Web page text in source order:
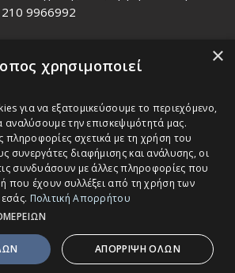
210 9966992
Παπαδάκη 12, T.K.:
-Enfold Theme by Kriesi
×
χρησιμοποιεί
για να εξατομικεύσουμε το περιεχόμενο,
αναλύσουμε την επισκεψιμότητά μας.
πληροφορίες σχετικά με τη χρήση του
συνεργάτες διαφήμισης και ανάλυσης, οι
συνδυάσουν με άλλες πληροφορίες που
που έχουν συλλέξει από τη χρήση των
Πολιτική Απορρήτου
ΑΠΟΡΡΙΨΗ ΟΛΩΝ